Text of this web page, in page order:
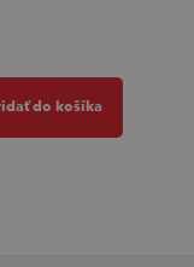
do košíka